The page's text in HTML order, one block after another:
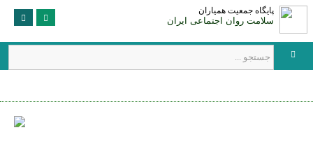
پایگاه جمعیت همیاران
سلامت روان اجتماعی ایران